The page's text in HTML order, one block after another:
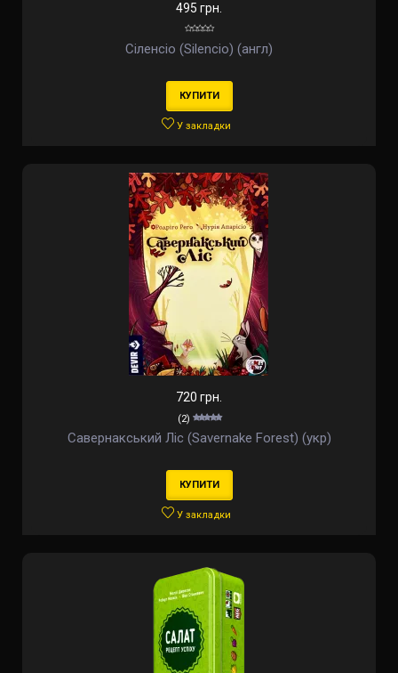
495 грн.
Сіленсіо (Silencio) (англ)
КУПИТИ
У закладки
720 грн.
(2)
Савернакський Ліс (Savernake Forest) (укр)
КУПИТИ
У закладки